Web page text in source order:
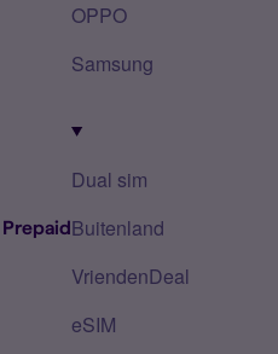
Prepaid
OPPO
Samsung
Dual sim
Buitenland
VriendenDeal
eSIM